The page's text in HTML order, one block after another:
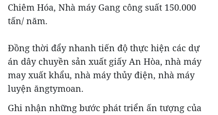
Chiêm Hóa, Nhà máy Gang công suất 150.000
tấn/ năm.
Đồng thời đẩy nhanh tiến độ thực hiện các dự
án dây chuyền sản xuất giấy An Hòa, nhà máy
may xuất khẩu, nhà máy thủy điện, nhà máy
luyện ăngtymoan.
Ghi nhận những bước phát triển ấn tượng của